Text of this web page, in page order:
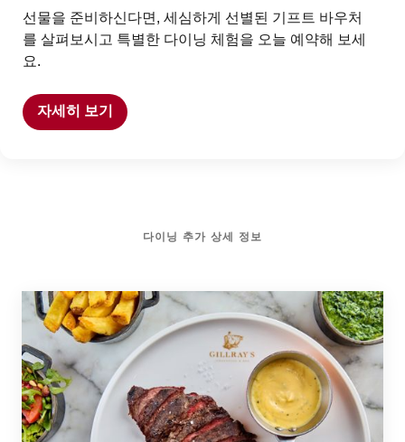
선물을 준비하신다면, 세심하게 선별된 기프트 바우처
를 살펴보시고 특별한 다이닝 체험을 오늘 예약해 보세
요.
자세히 보기
다이닝 추가 상세 정보